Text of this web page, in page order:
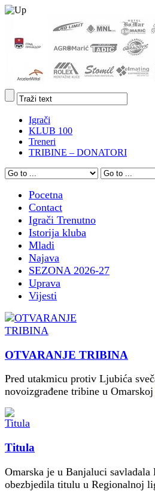
Igrači
KLUB 100
Treneri
TRIBINE – DONATORI
Pocetna
Contact
Igrači Trenutno
Istorija kluba
Mladi
Najava
SEZONA 2026-27
Uprava
Vijesti
OTVARANJE TRIBINA
Pred utakmicu protiv Ljubića
novoizgrađene tribine u Omarskoj
Titula
Omarska je u Banjaluci savladala
obezbjedila titulu u Regionalnoj